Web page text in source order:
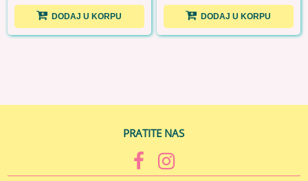
DODAJ U KORPU DODAJ U KORPU
PRATITE NAS